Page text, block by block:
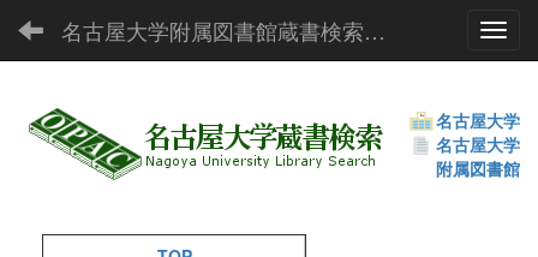
名古屋大学附属図書館蔵書検索（OPAC）
名古屋大学
名古屋大学
附属図書館